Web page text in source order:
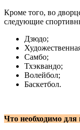
Кроме того, во
следующие
Дзюдо;
Самбо;
Тхэквандо;
Волейбол;
Баскетбол.
Что необходимо